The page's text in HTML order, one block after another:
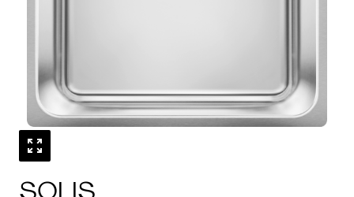
SOLIS
1 /0